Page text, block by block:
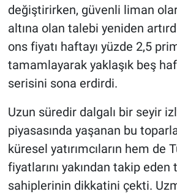
değiştirirken, güvenli liman
altına olan talebi yeniden
ons fiyatı haftayı yüzde 2,5
tamamlayarak yaklaşık beş
serisini sona erdirdi.
Uzun süredir dalgalı bir seyir
piyasasında yaşanan bu
küresel yatırımcıların hem de
fiyatlarını yakından takip
sahiplerinin dikkatini çekti.